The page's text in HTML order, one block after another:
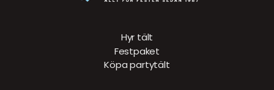
Hyr tält
Festpaket
Köpa partytält